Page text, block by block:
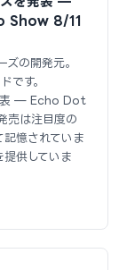
Show 8/11
の開発元。
です。
表 — Echo Dot
は注目度の
記憶されていま
提供していま